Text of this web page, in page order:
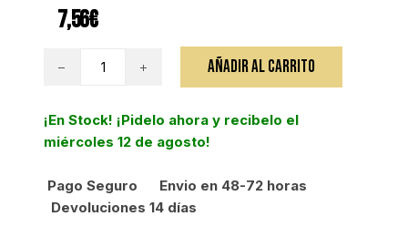
7,56€
TITAN
DECO
BTE
0,25L
cantidad
AÑADIR AL CARRITO
¡En Stock! ¡Pidelo ahora y recibelo el
miércoles 12 de agosto!
Pago Seguro
Envio en 48-72 horas
Devoluciones 14 días